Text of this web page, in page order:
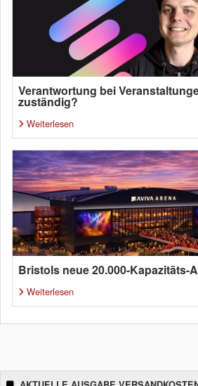
Verantwortung bei
zuständig?
Weiterlesen
Bristols neue 20.000-Kapazitäts-
Weiterlesen